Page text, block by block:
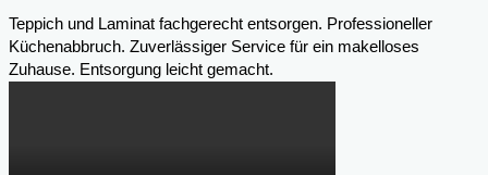
Teppich und Laminat fachgerecht entsorgen. Professioneller
Küchenabbruch. Zuverlässiger Service für ein makelloses
Zuhause. Entsorgung leicht gemacht.